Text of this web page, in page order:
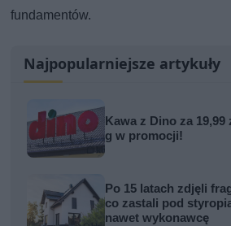
fundamentów.
Najpopularniejsze artykuły
Kawa z Dino za 19,99
g w promocji!
Po 15 latach zdjęli
co zastali pod
nawet wykonawcę